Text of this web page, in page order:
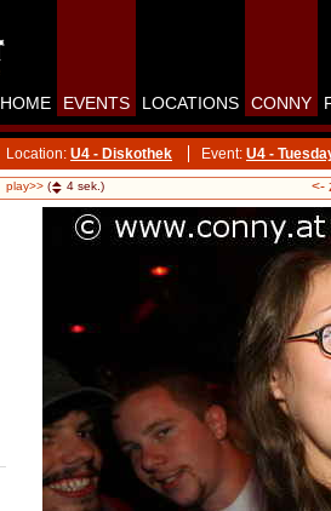
HOME EVENTS LOCATIONS CONNY
Location: U4 - Diskothek Event: U4 -
play>> ( 4 sek.) <-